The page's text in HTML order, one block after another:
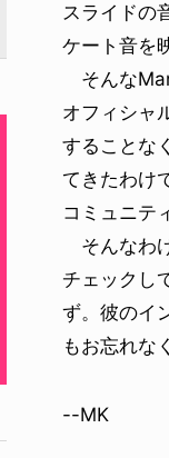
スライドの
ケート音を
そんな
オフィシャ
することな
てきたわけ
コミュニテ
そんなわ
チェックし
ず。彼のイ
もお忘れな
--MK